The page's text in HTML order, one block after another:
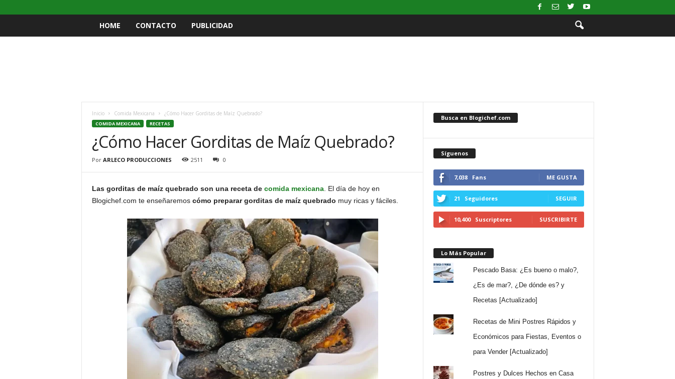
HOME CONTACTO PUBLICIDAD
Inicio Comida Mexicana ¿Cómo Hacer Gorditas de Maíz Quebrado?
COMIDA MEXICANA RECETAS
¿Cómo Hacer Gorditas de Maíz Quebrado?
Por ARLECO PRODUCCIONES 2511 0
Las gorditas de maíz quebrado son una receta de comida mexicana. El día de hoy en
Blogichef.com te enseñaremos cómo preparar gorditas de maíz quebrado muy ricas y fáciles.
Busca en Blogichef.com
Síguenos
7,038 Fans ME GUSTA
21 Seguidores SEGUIR
10,400 Suscriptores SUSCRIBIRTE
Lo Más Popular
Pescado Basa: ¿Es bueno o malo?,
¿Es de mar?, ¿De dónde es? y
Recetas [Actualizado]
Recetas de Mini Postres Rápidos y
Económicos para Fiestas, Eventos o
para Vender [Actualizado]
Postres y Dulces Hechos en Casa